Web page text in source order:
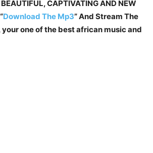
CAPTIVATING AND NEW
Download The Mp3” And Stream The
your one of the best african music and